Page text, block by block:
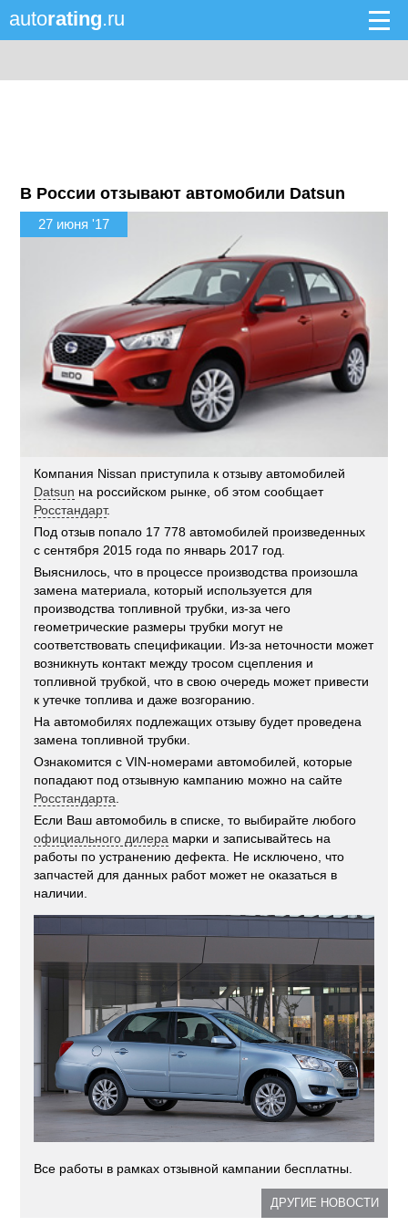
autorating.ru
В России отзывают автомобили Datsun
27 июня '17
Компания Nissan приступила к отзыву автомобилей
Datsun на российском рынке, об этом сообщает
Росстандарт.
Под отзыв попало 17 778 автомобилей произведенных
с сентября 2015 года по январь 2017 год.
Выяснилось, что в процессе производства произошла
замена материала, который используется для
производства топливной трубки, из-за чего
геометрические размеры трубки могут не
соответствовать спецификации. Из-за неточности может
возникнуть контакт между тросом сцепления и
топливной трубкой, что в свою очередь может привести
к утечке топлива и даже возгоранию.
На автомобилях подлежащих отзыву будет проведена
замена топливной трубки.
Ознакомится с VIN-номерами автомобилей, которые
попадают под отзывную кампанию можно на сайте
Росстандарта
Если Ваш автомобиль в списке, то выбирайте любого
официального дилера марки и записывайтесь на
работы по устранению дефекта. Не исключено, что
запчастей для данных работ может не оказаться в
наличии.
Все работы в рамках отзывной кампании бесплатны.
ДРУГИЕ НОВОСТИ